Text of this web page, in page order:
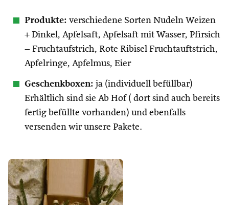
Produkte: verschiedene Sorten Nudeln Weizen
+ Dinkel, Apfelsaft, Apfelsaft mit Wasser, Pfirsich
– Fruchtaufstrich, Rote Ribisel Fruchtauftstrich,
Apfelringe, Apfelmus, Eier
Geschenkboxen: ja (individuell befüllbar)
Erhältlich sind sie Ab Hof ( dort sind auch bereits
fertig befüllte vorhanden) und ebenfalls
versenden wir unsere Pakete.